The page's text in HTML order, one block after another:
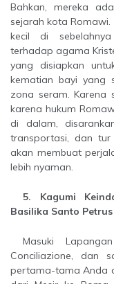
Bahkan, mereka
sejarah kota
kecil di
terhadap agama
yang disiapkan
kematian bayi yang
zona seram. Karena
karena hukum
di dalam,
transportasi, dan
akan membuat
lebih nyaman.
5. Kagumi Keindahan Lapangan Santo Petrus Dan
Basilika Santo Petrus
Masuki Lapangan Santo Petrus melalui Via della
Conciliazione, dan
pertama-tama Anda